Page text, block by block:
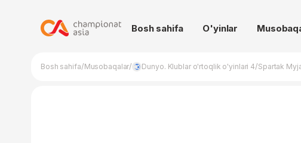
Bosh sahifa O'yinlar
Bosh sahifa/Musobaqalar/ Dunyo. Klublar o'rtoqlik o'yinlari 4/Spartak